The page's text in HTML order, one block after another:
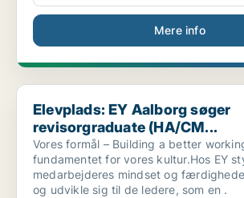
Mere info
Elevplads: EY Aalborg søger
Elevplads: EY Aalborg søger
revisorgraduate (HA/CM...
Vores formål – Building a better
fundamentet for vores kultur.Hos EY
medarbejderes mindset og
og udvikle sig til de ledere, som en .